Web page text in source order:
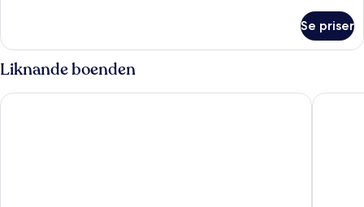
dubbelrum
Se priser
Liknande boenden
go2 portishead marina hotel